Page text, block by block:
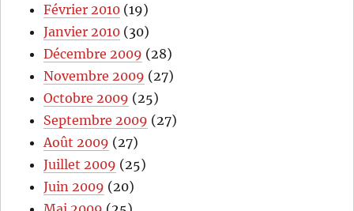
Février 2010 (19)
Janvier 2010 (30)
Décembre 2009 (28)
Novembre 2009 (27)
Octobre 2009 (25)
Septembre 2009 (27)
Août 2009 (27)
Juillet 2009 (25)
Juin 2009 (20)